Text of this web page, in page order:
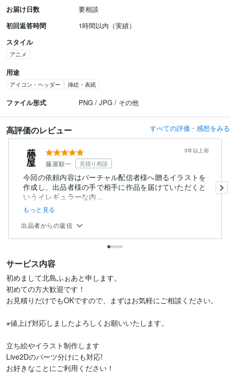
お届け日数
要相談
初回返答時間
1時間以内（実績）
スタイル
アニメ
用途
アイコン・ヘッダー 挿絵・表紙
ファイル形式 PNG / JPG / その他
高評価のレビュー すべての評価・感想をみる
藤屋順一 見積り相談
3年以上前
今回の依頼内容はバーチャル配信者様へ贈るイラストを
作成し、出品者様の手で相手に作品を届けていただくと
いうイレギュラーな内...
もっと見る
出品者からの返信
サービス内容
初めまして北島ふぉあと申します。
初めての方大歓迎です！
お見積りだけでもOKですので、まずはお気軽にご相談ください。
※値上げ対応しましたよろしくお願いいたします。
立ち絵やイラスト制作します
Live2Dのパーツ分けにも対応!
お好きなことにご利用ください！